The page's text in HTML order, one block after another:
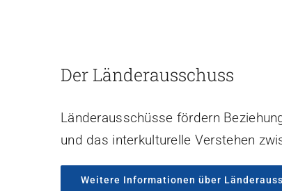
Der Länderausschuss
Länderausschüsse fördern
und das interkulturelle Verstehen
Weitere Informationen über